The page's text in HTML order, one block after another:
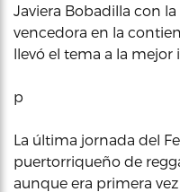
Javiera Bobadilla con la
vencedora en la
llevó el tema a la mejor
p
La última jornada del
puertorriqueño de
aunque era primera